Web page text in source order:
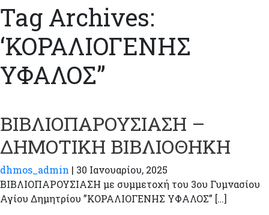
Tag Archives:
‘ΚΟΡΑΛΙΟΓΕΝΗΣ
ΥΦΑΛΟΣ”
ΒΙΒΛΙΟΠΑΡΟΥΣΙΑΣΗ –
ΔΗΜΟΤΙΚΗ ΒΙΒΛΙΟΘΗΚΗ
dhmos_admin | 30 Ιανουαρίου, 2025
ΒΙΒΛΙΟΠΑΡΟΥΣΙΑΣΗ με συμμετοχή του 3ου Γυμνασίου
Αγίου Δημητρίου ”ΚΟΡΑΛΙΟΓΕΝΗΣ ΥΦΑΛΟΣ” […]